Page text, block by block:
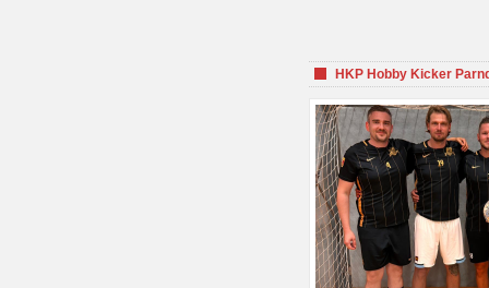
HKP Hobby Kicker